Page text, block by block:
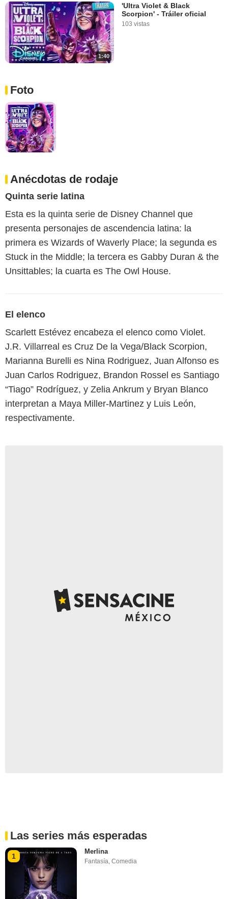
1:40
'Ultra Violet & Black
Scorpion' - Tráiler oficial
103 vistas
Foto
Anécdotas de rodaje
Quinta serie latina
Esta es la quinta serie de Disney Channel que
presenta personajes de ascendencia latina: la
primera es Wizards of Waverly Place; la segunda es
Stuck in the Middle; la tercera es Gabby Duran & the
Unsittables; la cuarta es The Owl House.
El elenco
Scarlett Estévez encabeza el elenco como Violet.
J.R. Villarreal es Cruz De la Vega/Black Scorpion,
Marianna Burelli es Nina Rodriguez, Juan Alfonso es
Juan Carlos Rodriguez, Brandon Rossel es Santiago
“Tiago” Rodríguez, y Zelia Ankrum y Bryan Blanco
interpretan a Maya Miller-Martinez y Luis León,
respectivamente.
Las series más esperadas
1
Merlina
Fantasía,Comedia